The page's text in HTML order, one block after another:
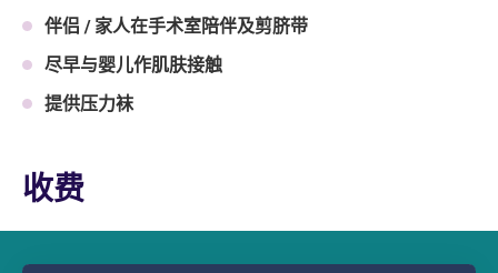
伴侣 / 家人在手术室陪伴及剪脐带
尽早与婴儿作肌肤接触
提供压力袜
收费